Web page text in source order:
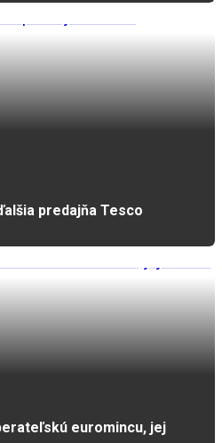
predajňa Tesco
euromincu, jej